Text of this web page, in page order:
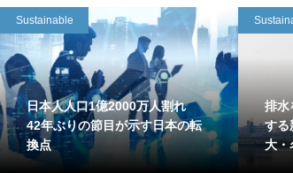
Sustainable
日本人人口1億2000万人割れ
42年ぶりの節目が示す日本の転
換点
排水
す
大・